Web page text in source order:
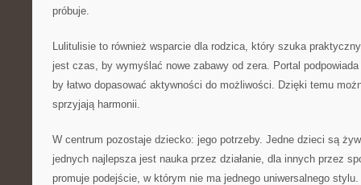
próbuje.
Lulitulisie to również wsparcie dla rodzica, który szuka
jest czas, by wymyślać nowe zabawy od zera. Portal
by łatwo dopasować aktywności do możliwości. Dzięki temu
sprzyjają harmonii.
W centrum pozostaje dziecko: jego potrzeby. Jedne dzieci są
jednych najlepsza jest nauka przez działanie, dla innych przez
promuje podejście, w którym nie ma jednego uniwersalnego